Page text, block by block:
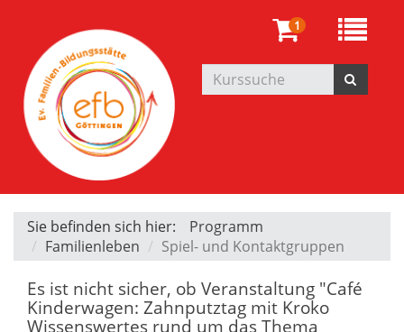
1
Sie befinden sich hier:
Programm
Familienleben
Spiel- und Kontaktgruppen
Es ist nicht sicher, ob Veranstaltung "Café
Kinderwagen: Zahnputztag mit Kroko
Wissenswertes rund um das Thema